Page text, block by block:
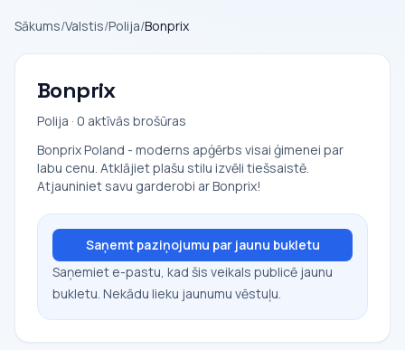
Sākums/Valstis/Polija/Bonprix
Bonprix
Polija · 0 aktīvās brošūras
Bonprix Poland - moderns apģērbs visai ģimenei par
labu cenu. Atklājiet plašu stilu izvēli tiešsaistē.
Atjauniniet savu garderobi ar Bonprix!
Saņemt paziņojumu par jaunu bukletu
Saņemiet e-pastu, kad šis veikals publicē jaunu
bukletu. Nekādu lieku jaunumu vēstuļu.